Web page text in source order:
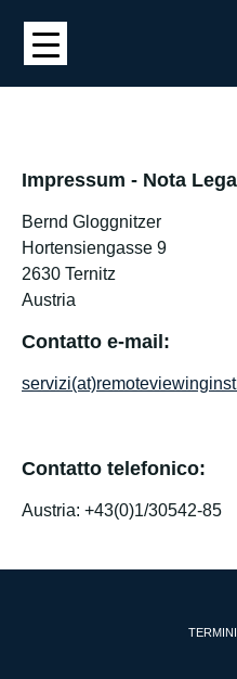
Impressum - Nota
Bernd Gloggnitzer
Hortensiengasse 9
2630 Ternitz
Austria
Contatto e-mail:
Contatto telefonico:
Austria: +43(0)1/30542-85